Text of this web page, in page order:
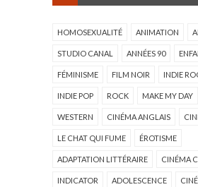
HOMOSEXUALITÉ ANIMATION
STUDIO CANAL ANNÉES 90
FÉMINISME FILM NOIR INDIE
INDIE POP ROCK MAKE MY DAY
WESTERN CINÉMA ANGLAIS
LE CHAT QUI FUME ÉROTISME
ADAPTATION LITTÉRAIRE CINÉMA
INDICATOR ADOLESCENCE